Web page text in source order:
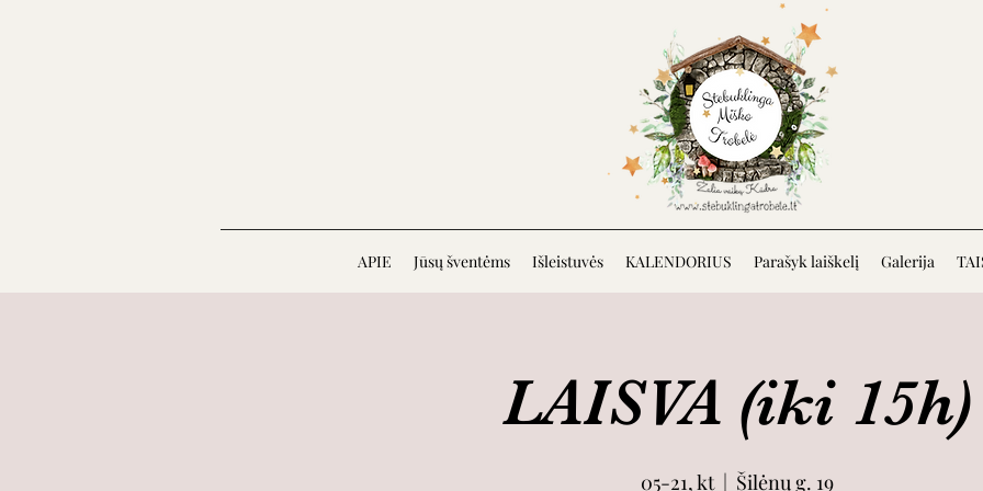
APIE Jūsų šventėms Išleistuvės KALENDORIUS Parašyk laiškelį Galerija
LAISVA (iki 15h)
05-21, kt
  |
Šilėnų g. 19